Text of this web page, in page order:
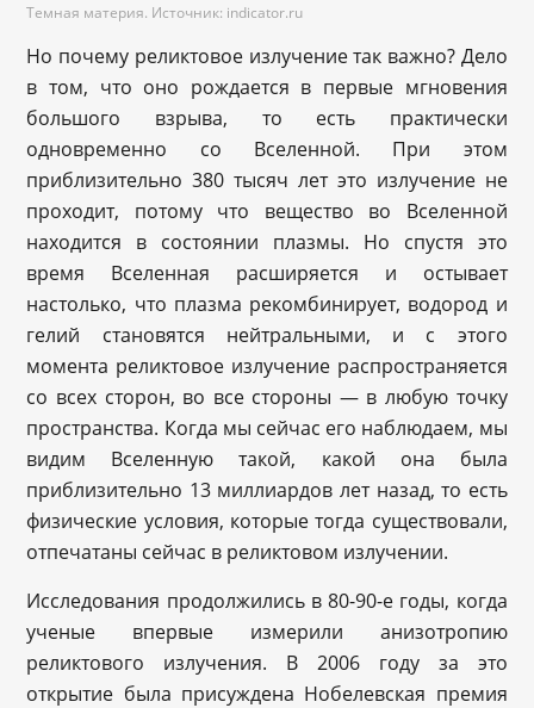
Темная материя. Источник: indicator.ru
Но почему реликтовое излучение так важно? Дело
в том, что оно рождается в первые мгновения
большого взрыва, то есть практически
одновременно со Вселенной. При этом
приблизительно 380 тысяч лет это излучение не
проходит, потому что вещество во Вселенной
находится в состоянии плазмы. Но спустя это
время Вселенная расширяется и остывает
настолько, что плазма рекомбинирует, водород и
гелий становятся нейтральными, и с этого
момента реликтовое излучение распространяется
со всех сторон, во все стороны — в любую точку
пространства. Когда мы сейчас его наблюдаем, мы
видим Вселенную такой, какой она была
приблизительно 13 миллиардов лет назад, то есть
физические условия, которые тогда существовали,
отпечатаны сейчас в реликтовом излучении.
Исследования продолжились в 80-90-е годы, когда
ученые впервые измерили анизотропию
реликтового излучения. В 2006 году за это
открытие была присуждена Нобелевская премия